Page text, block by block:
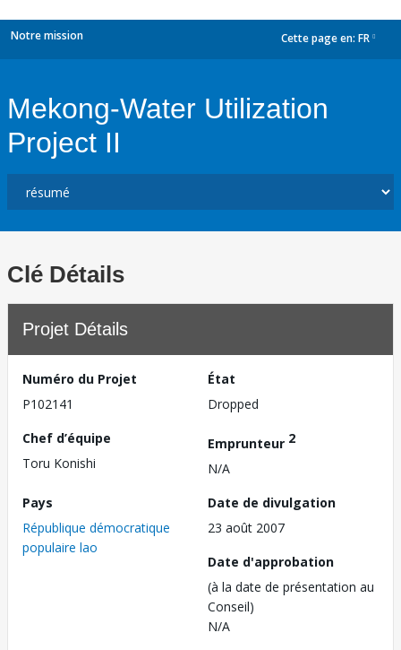
Notre mission Cette page en: FR
Mekong-Water Utilization
Project II
Clé Détails
Projet Détails
Numéro du Projet
P102141
État
Dropped
Chef d’équipe
Toru Konishi
Emprunteur 2
N/A
Pays
République démocratique
populaire lao
Date de divulgation
23 août 2007
Date d'approbation
(à la date de présentation au
Conseil)
N/A